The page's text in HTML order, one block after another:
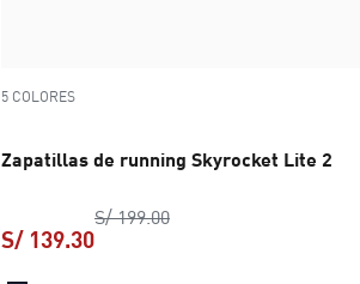
5 COLORES
Zapatillas de running Skyrocket Lite 2
S/ 199.00precio original S/ 199.00
S/ 139.30